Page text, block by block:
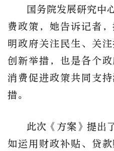
国务院发展研究中
费政策，她告诉记者
明政府关注民生、关
创新举措，也是各个
消费促进政策共同支
措。
此次《方案》提出
如运用财政补贴、贷